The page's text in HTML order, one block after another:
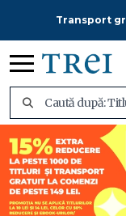
Transport